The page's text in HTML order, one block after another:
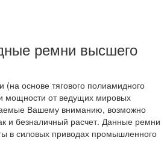
ремни высшего
основе тягового полиамидного
мощности от ведущих мировых
Вашему вниманию, возможно
и безналичный расчет. Данные ремни
в силовых приводах промышленного